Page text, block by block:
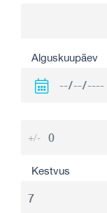
Alguskuupäev
+/-
Kestvus